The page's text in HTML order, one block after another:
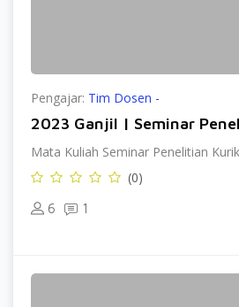
Pengajar: Tim Dosen -
2023 Ganjil | Seminar
Mata Kuliah Seminar Penelitian
(0)
6 1